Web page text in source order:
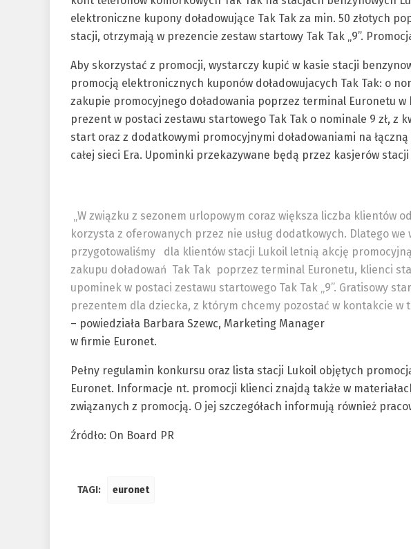
elektroniczne kupony doładowujące Tak Tak za min. 50 złotych
stacji, otrzymają w prezencie zestaw startowy Tak Tak „9”.
Aby skorzystać z promocji, wystarczy kupić w kasie stacji
promocją elektronicznych kuponów doładowujacych Tak Tak: o
zakupie promocyjnego doładowania poprzez terminal Euronetu
prezent w postaci zestawu startowego Tak Tak o nominale 9 zł, z
start oraz z dodatkowymi promocyjnymi doładowaniami na
całej sieci Era. Upominki przekazywane będą przez kasjerów stacji
„W związku z sezonem urlopowym coraz większa liczba klientów
korzysta z oferowanych przez nie usług dodatkowych. Dlatego we
przygotowaliśmy
dla klientów stacji Lukoil letnią akcję
zakupu doładowań Tak Tak poprzez terminal Euronetu, klienci
upominek w postaci zestawu startowego Tak Tak „9”. Gratisowy
prezentem dla dziecka, z którym chcemy pozostać w kontakcie w
– powiedziała Barbara Szewc, Marketing Manager
w firmie Euronet.
Pełny regulamin konkursu oraz lista stacji Lukoil objętych
Euronet. Informacje nt. promocji klienci znajdą także w
związanych z promocją. O jej szczegółach informują również
Źródło: On Board PR
TAGI: euronet